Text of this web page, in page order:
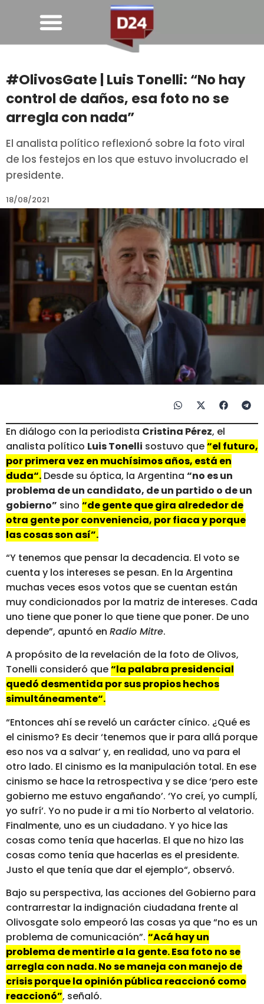
#OlivosGate | Luis Tonelli: “No hay
control de daños, esa foto no se
arregla con nada”
El analista político reflexionó sobre la foto viral
de los festejos en los que estuvo involucrado el
presidente.
18/08/2021
En diálogo con la periodista Cristina Pérez, el
analista político Luis Tonelli sostuvo que“el futuro,
por primera vez en muchísimos años, está en
duda“. Desde su óptica, la Argentina “no es un
problema de un candidato, de un partido o de un
gobierno” sino “de gente que gira alrededor de
otra gente por conveniencia, por fiaca y porque
las cosas son así”.
“Y tenemos que pensar la decadencia. El voto se
cuenta y los intereses se pesan. En la Argentina
muchas veces esos votos que se cuentan están
muy condicionados por la matriz de intereses. Cada
uno tiene que poner lo que tiene que poner. De uno
depende”, apuntó en Radio Mitre.
A propósito de la revelación de la foto de Olivos,
Tonelli consideró que“la palabra presidencial
quedó desmentida por sus propios hechos
simultáneamente“.
“Entonces ahí se reveló un carácter cínico. ¿Qué es
el cinismo? Es decir ‘tenemos que ir para allá porque
eso nos va a salvar’ y, en realidad, uno va para el
otro lado. El cinismo es la manipulación total. En ese
cinismo se hace la retrospectiva y se dice ‘pero este
gobierno me estuvo engañando’. ‘Yo creí, yo cumplí,
yo sufrí’. Yo no pude ir a mi tío Norberto al velatorio.
Finalmente, uno es un ciudadano. Y yo hice las
cosas como tenía que hacerlas. El que no hizo las
cosas como tenía que hacerlas es el presidente.
Justo el que tenía que dar el ejemplo“, observó.
Bajo su perspectiva, las acciones del Gobierno para
contrarrestar la indignación ciudadana frente al
Olivosgate solo empeoró las cosas ya que “no es un
problema de comunicación”. “Acá hay un
problema de mentirle a la gente. Esa foto no se
arregla con nada. No se maneja con manejo de
crisis porque la opinión pública reaccionó como
reaccionó”, señaló.